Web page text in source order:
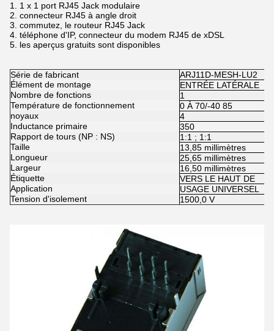
1. 1 x 1 port RJ45 Jack modulaire
2. connecteur RJ45 à angle droit
3. commutez, le routeur RJ45 Jack
4. téléphone d'IP, connecteur du modem RJ45 de xDSL
5. les aperçus gratuits sont disponibles
Série de fabricant
ARJ11D-MESH-LU2
Élément de montage
ENTRÉE LATÉRALE
Nombre de fonctions
1
Température de fonctionnement
0 À 70/-40 85
noyaux
4
Inductance primaire
350
Rapport de tours (NP : NS)
1:1 ; 1:1
Taille
13,85 millimètres
Longueur
25,65 millimètres
Largeur
16,50 millimètres
Étiquette
VERS LE HAUT DE
Application
USAGE UNIVERSEL
Tension d'isolement
1500,0 V